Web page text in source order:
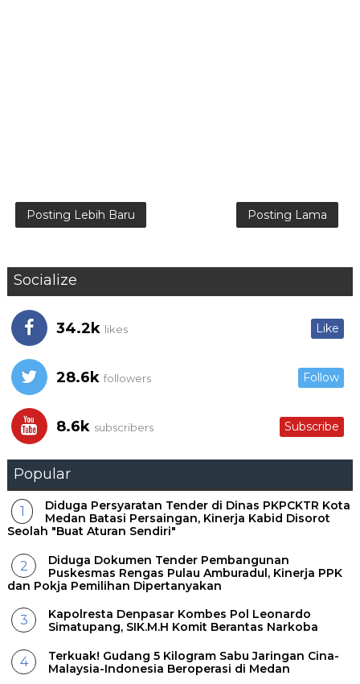
Posting Lebih Baru Posting Lama
Socialize
34.2k likes Like
28.6k followers Follow
8.6k subscribers Subscribe
Popular
Diduga Persyaratan Tender di Dinas PKPCKTR Kota
Medan Batasi Persaingan, Kinerja Kabid Disorot
Seolah "Buat Aturan Sendiri"
Diduga Dokumen Tender Pembangunan
Puskesmas Rengas Pulau Amburadul, Kinerja PPK
dan Pokja Pemilihan Dipertanyakan
Kapolresta Denpasar Kombes Pol Leonardo
Simatupang, SIK.M.H Komit Berantas Narkoba
Terkuak! Gudang 5 Kilogram Sabu Jaringan Cina-
Malaysia-Indonesia Beroperasi di Medan